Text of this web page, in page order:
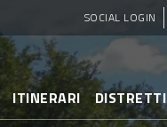
SOCIAL LOGIN
ITINERARI DISTRETTI